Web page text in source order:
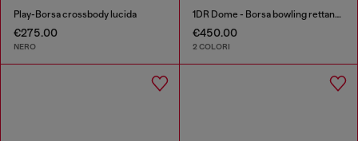
Play-Borsa crossbody lucida
€275.00
NERO
1DR Dome - Borsa bowling rettangolare in pelle
€450.00
2 COLORI